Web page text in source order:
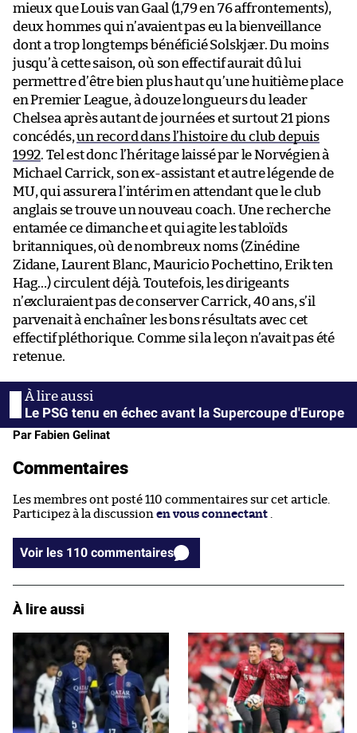
mieux que Louis van Gaal (1,79 en 76 affrontements),
deux hommes qui n’avaient pas eu la bienveillance
dont a trop longtemps bénéficié Solskjær. Du moins
jusqu’à cette saison, où son effectif aurait dû lui
permettre d’être bien plus haut qu’une huitième place
en Premier League, à douze longueurs du leader
Chelsea après autant de journées et surtout 21 pions
concédés,un record dans l’histoire du club depuis
1992. Tel est donc l’héritage laissé par le Norvégien à
Michael Carrick, son ex-assistant et autre légende de
MU, qui assurera l’intérim en attendant que le club
anglais se trouve un nouveau coach. Une recherche
entamée ce dimanche et qui agite les tabloïds
britanniques, où de nombreux noms (Zinédine
Zidane, Laurent Blanc, Mauricio Pochettino, Erik ten
Hag…) circulent déjà. Toutefois, les dirigeants
n’excluraient pas de conserver Carrick, 40 ans, s’il
parvenait à enchaîner les bons résultats avec cet
effectif pléthorique. Comme si la leçon n’avait pas été
retenue.
Le PSG tenu en échec avant la Supercoupe d'Europe
Par Fabien Gelinat
Commentaires
Les membres ont posté 110 commentaires sur cet article.
Participez à la discussion en vous connectant
Voir les 110 commentaires
À lire aussi